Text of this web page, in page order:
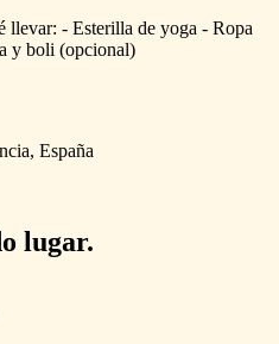
llevar: - Esterilla de yoga - Ropa
y boli (opcional)
España
lugar.